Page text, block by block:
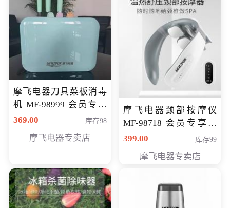
摩飞电器刀具菜板消毒
机 MF-98999 会员专享
价286元
369.00 库存98
摩飞电器专卖店
摩飞电器颈部按摩仪
MF-98718 会员专享价
299元
399.00 库存99
摩飞电器专卖店